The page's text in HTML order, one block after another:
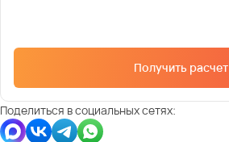
Получить расчет
Поделиться в социальных сетях: